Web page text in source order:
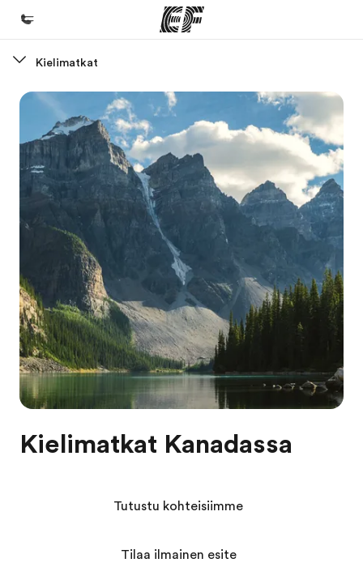
Tervetuloa EF:n maailmaan
Kaikki EF-ohjelmat
Katso mitä kaikkea teemme
EF-toimistot
Etsi toimisto lähelläsi
Tietoa Meistä -sivustolla
Tutustu meihin tarkemmin
Työpaikat EF:llä
Liity joukkoomme
Kielimatkat
Kielimatkat Kanadassa
Tutustu kohteisiimme
Tilaa ilmainen esite